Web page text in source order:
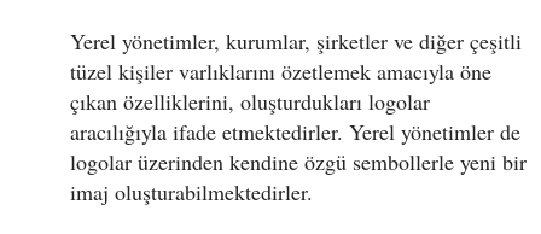
Yerel yönetimler, kurumlar, şirketler ve diğer çeşitli
tüzel kişiler varlıklarını özetlemek amacıyla öne
çıkan özelliklerini, oluşturdukları logolar
aracılığıyla ifade etmektedirler. Yerel yönetimler de
logolar üzerinden kendine özgü sembollerle yeni bir
imaj oluşturabilmektedirler.